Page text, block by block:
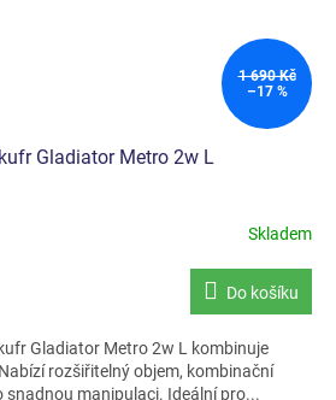
1 690 Kč
–17 %
Gladiator Metro 2w L
Skladem
Do košíku
Gladiator Metro 2w L kombinuje
rozšiřitelný objem, kombinační
snadnou manipulaci. Ideální pro...